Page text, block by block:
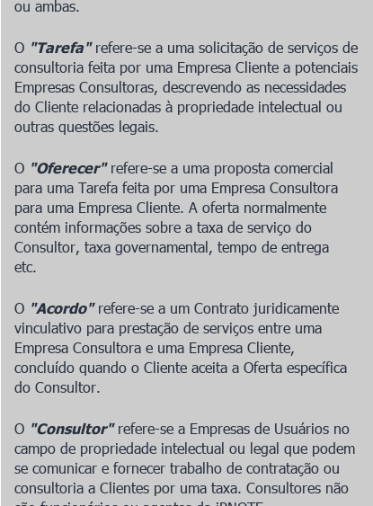
ou ambas.
O "Tarefa" refere-se a uma solicitação de serviços de
consultoria feita por uma Empresa Cliente a potenciais
Empresas Consultoras, descrevendo as necessidades
do Cliente relacionadas à propriedade intelectual ou
outras questões legais.
O "Oferecer" refere-se a uma proposta comercial
para uma Tarefa feita por uma Empresa Consultora
para uma Empresa Cliente. A oferta normalmente
contém informações sobre a taxa de serviço do
Consultor, taxa governamental, tempo de entrega
etc.
O "Acordo"refere-se a um Contrato juridicamente
vinculativo para prestação de serviços entre uma
Empresa Consultora e uma Empresa Cliente,
concluído quando o Cliente aceita a Oferta específica
do Consultor.
O "Consultor"refere-se a Empresas de Usuários no
campo de propriedade intelectual ou legal que podem
se comunicar e fornecer trabalho de contratação ou
consultoria a Clientes por uma taxa. Consultores não